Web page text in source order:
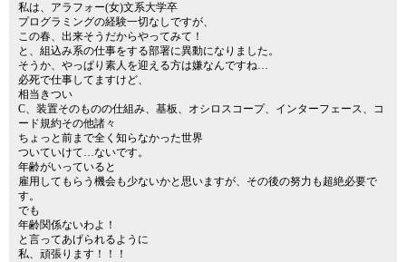
私は、アラフォー(女)文系大学卒
プログラミングの経験一切なしですが、
この春、出来そうだからやってみて！
と、組込み系の仕事をする部署に異動になりました。
そうか、やっぱり素人を迎える方は嫌なんですね…
必死で仕事してますけど、
相当きつい
C、装置そのものの仕組み、基板、オシロスコープ、インターフェース、コ
ード規約その他諸々
ちょっと前まで全く知らなかった世界
ついていけて…ないです。
年齢がいっていると
雇用してもらう機会も少ないかと思いますが、その後の努力も超絶必要で
す。
でも
年齢関係ないわよ！
と言ってあげられるように
私、頑張ります！！！